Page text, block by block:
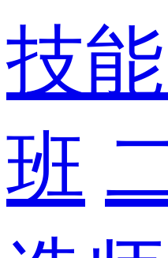
技
班